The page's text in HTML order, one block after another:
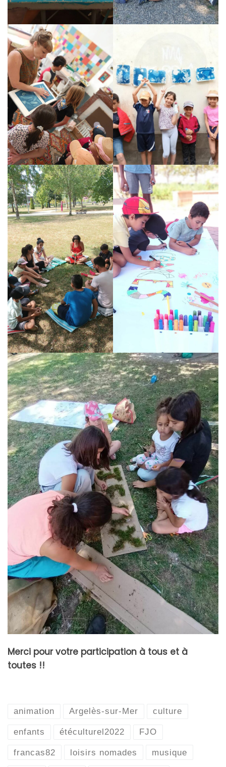
Merci pour votre participation à tous et à
toutes !!
animation Argelès-sur-Mer culture
enfants étéculturel2022 FJO
francas82 loisirs nomades musique